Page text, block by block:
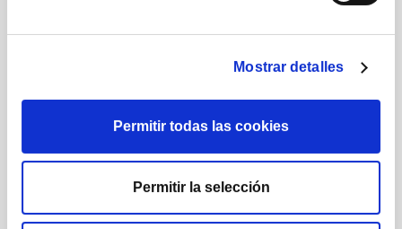
Mostrar detalles
Permitir todas las cookies
Permitir la selección
1.224
Posts
1.732
Seguidores